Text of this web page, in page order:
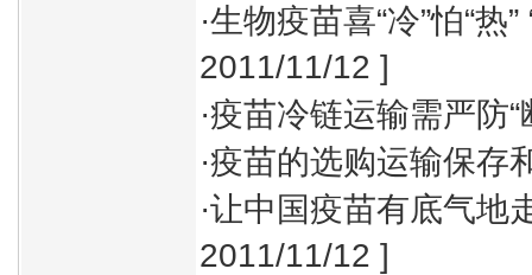
·生物疫苗喜“冷”怕“热
2011/11/12 ]
·疫苗冷链运输需严防“
·疫苗的选购运输保存
·让中国疫苗有底气地
2011/11/12 ]